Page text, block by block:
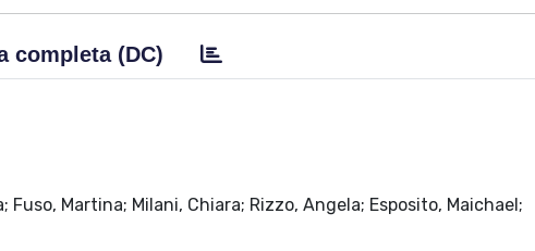
completa (DC)
Martina; Milani, Chiara; Rizzo, Angela; Esposito, Maichael;